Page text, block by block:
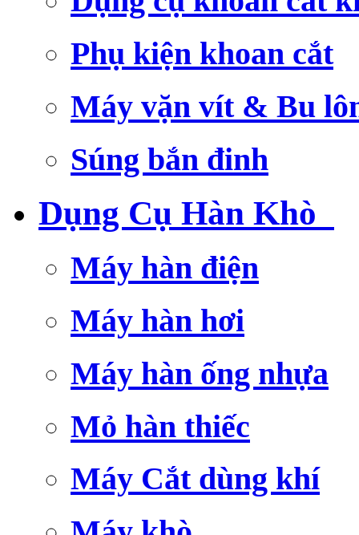
Phụ kiện khoan cắt
Máy vặn vít & Bu
Súng bắn đinh
Dụng Cụ Hàn Khò
Máy hàn điện
Máy hàn hơi
Máy hàn ống nhựa
Mỏ hàn thiếc
Máy Cắt dùng khí